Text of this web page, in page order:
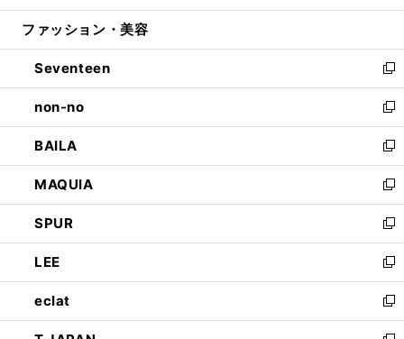
開
ウ
開
く
ン
ウ
で
開
く
ウ
ン
ド
ウ
で
開
く
ファッション・美容
Seventeen
新
し
い
ウ
ィ
ン
ド
ウ
で
開
く
non-no
新
し
い
ウ
ィ
ン
ド
ウ
で
開
く
BAILA
新
し
い
ウ
ィ
ン
ド
ウ
で
開
MAQUIA
新
し
い
ウ
ィ
ン
ド
ウ
SPUR
新
し
い
ウ
ィ
ン
LEE
新
し
い
ウ
eclat
新
し